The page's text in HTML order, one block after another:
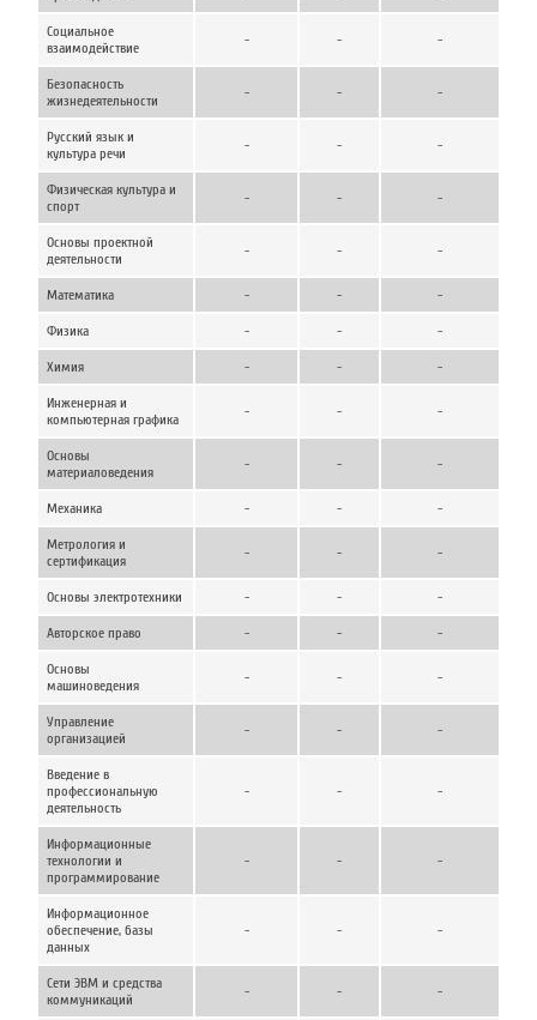
Социальное
взаимодействие
- - -
Безопасность
жизнедеятельности
- - -
Русский язык и
культура речи
- - -
Физическая культура и
спорт
- - -
Основы проектной
деятельности
- - -
Математика - - -
Физика - - -
Химия - - -
Инженерная и
компьютерная графика
- - -
Основы
материаловедения
- - -
Механика - - -
Метрология и
сертификация
- - -
Основы электротехники - - -
Авторское право - - -
Основы
машиноведения
- - -
Управление
организацией
- - -
Введение в
профессиональную
деятельность
- - -
Информационные
технологии и
программирование
- - -
Информационное
обеспечение, базы
данных
- - -
Сети ЭВМ и средства
коммуникаций
- - -